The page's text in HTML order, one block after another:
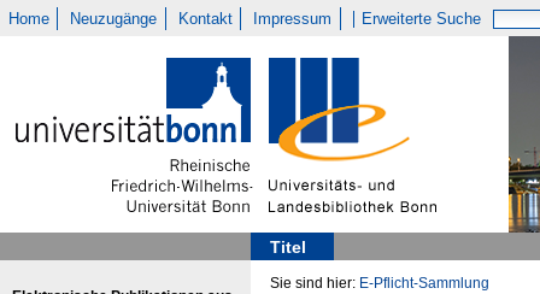
Home Neuzugänge Kontakt Impressum Erweiterte Suche
Titel
Sie sind hier: E-Pflicht-Sammlung